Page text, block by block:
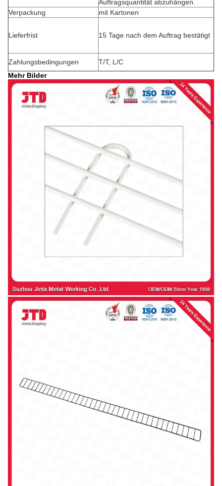
Auftragsquantität abzuhängen.
Verpackung
mit Kartonen
Lieferfrist 15 Tage nach dem Auftrag bestätigt
Zahlungsbedingungen
T/T, L/C
Mehr Bilder